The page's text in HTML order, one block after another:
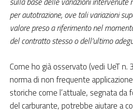
per autotrazione, ove tali variazioni
valore preso a riferimento nel
del contratto stesso o dell’ultimo
Come ho già osservato (vedi UeT
norma di non frequente
storiche come l’attuale, segnata
del carburante, potrebbe aiutare a